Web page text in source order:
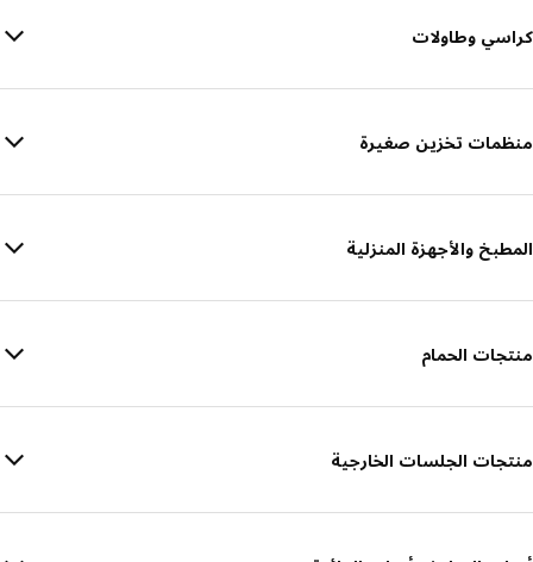
كراسي وطاولات
منظمات تخزين صغيرة
المطبخ والأجهزة المنزلية
منتجات الحمام
منتجات الجلسات الخارجية